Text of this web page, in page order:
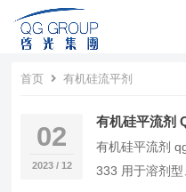
首页 有机硅流平剂
02
2023 / 12
有机硅平流剂
有机硅平流剂
333 用于溶剂型